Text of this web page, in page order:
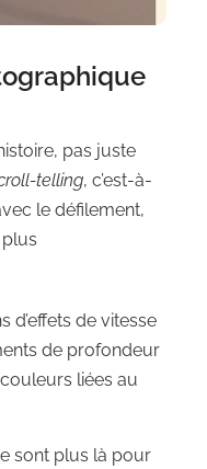
pas juste
telling, c’est-à-
le défilement,
d’effets de vitesse
de profondeur
liées au
sont plus là pour